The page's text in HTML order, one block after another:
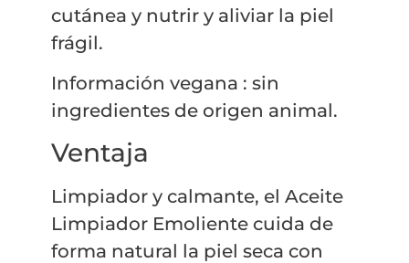
cutánea y nutrir y aliviar la piel
frágil.
Información vegana : sin
ingredientes de origen animal.
Ventaja
Limpiador y calmante, el Aceite
Limpiador Emoliente cuida de
forma natural la piel seca con